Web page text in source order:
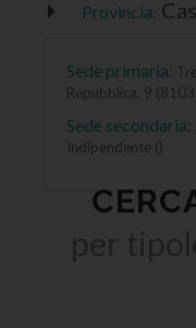
Provincia:
Sede primaria:
Repubblica, 9
Sede secondaria:
Indipendente ()